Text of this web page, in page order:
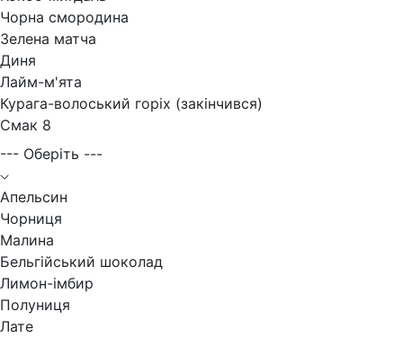
Чорна смородина
Зелена матча
Диня
Лайм-м'ята
Курага-волоський горіх (закінчився)
Смак 8
--- Оберіть ---
Апельсин
Чорниця
Малина
Бельгійський шоколад
Лимон-імбир
Полуниця
Лате